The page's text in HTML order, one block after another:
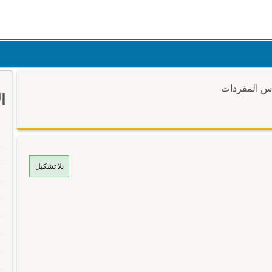
المفردات
بلا تشكيل